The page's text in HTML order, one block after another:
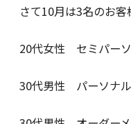
さて10月は3名のお客
20代女性 セミパー
30代男性 パーソナ